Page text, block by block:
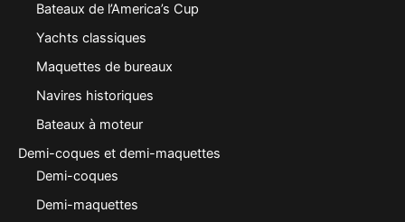
Bateaux de l’America’s Cup
Yachts classiques
Maquettes de bureaux
Navires historiques
Bateaux à moteur
Demi-coques et demi-maquettes
Demi-coques
Demi-maquettes